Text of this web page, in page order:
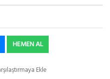
HEMEN AL
Ekle